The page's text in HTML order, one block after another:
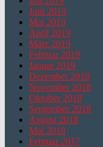
Juni 2019
Mai 2019
April 2019
März 2019
Februar 2019
Januar 2019
Dezember 2018
November 2018
Oktober 2018
September 2018
August 2018
Mai 2018
Februar 2017